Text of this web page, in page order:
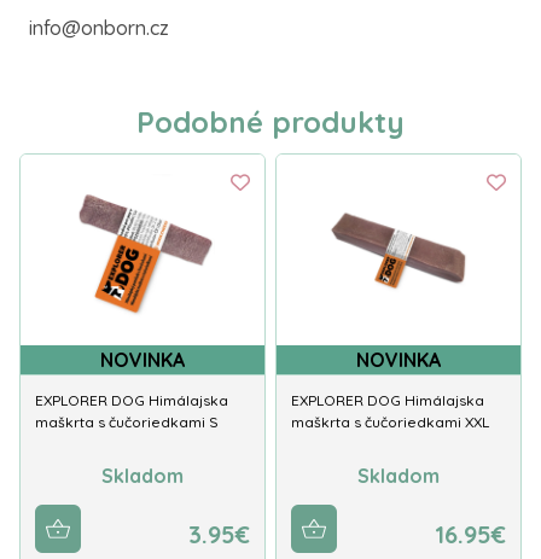
info@onborn.cz
Podobné produkty
NOVINKA
EXPLORER DOG Himálajska
maškrta s čučoriedkami S
Skladom
3.95€
NOVINKA
EXPLORER DOG Himálajska
maškrta s čučoriedkami XXL
Skladom
16.95€